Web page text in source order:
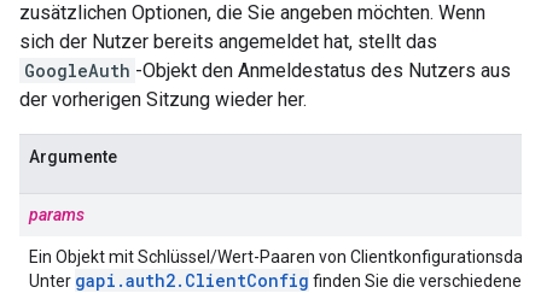
zusätzlichen Optionen, die Sie angeben möchten. Wenn
sich der Nutzer bereits angemeldet hat, stellt das
GoogleAuth -Objekt den Anmeldestatus des Nutzers aus
der vorherigen Sitzung wieder her.
Argumente
params
Ein Objekt mit Schlüssel/Wert-Paaren von
Unter gapi .auth2. ClientConfig finden Sie die verschiedenen